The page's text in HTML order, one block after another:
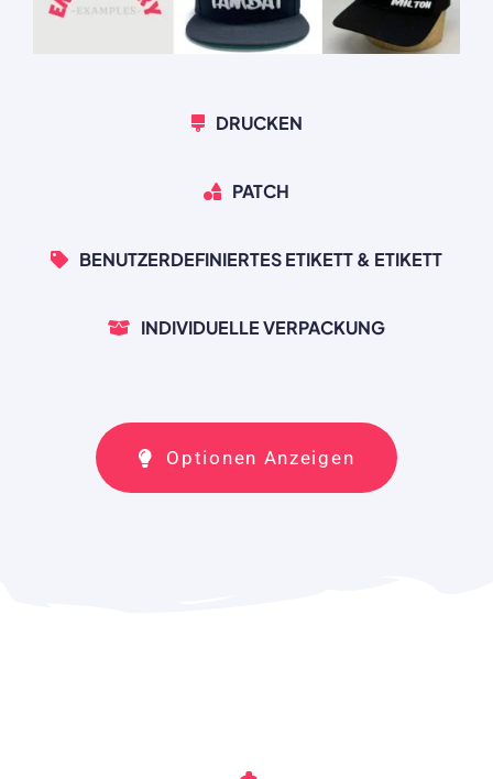
DRUCKEN
PATCH
BENUTZERDEFINIERTES ETIKETT & ETIKETT
INDIVIDUELLE VERPACKUNG
Optionen Anzeigen